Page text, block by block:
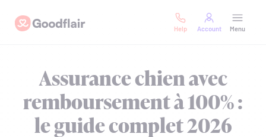
content
Goodflair
Help Account Menu
Assurance chien avec
remboursement à 100% :
le guide complet 2026